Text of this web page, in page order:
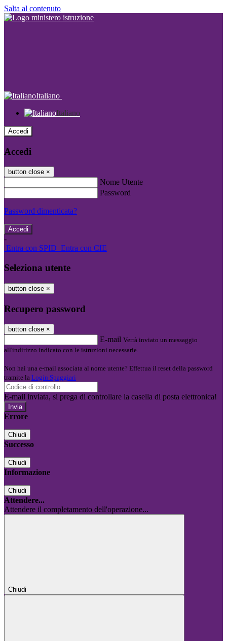
Salta al contenuto
Italiano
Italiano
Accedi
Accedi
button close ×
Nome Utente
Password
Password dimenticata?
-
Entra con SPID Entra con CIE
Seleziona utente
button close ×
Recupero password
button close ×
E-mail Verrà inviato un messaggio
all'indirizzo indicato con le istruzioni necessarie.
Non hai una e-mail associata al nome utente? Effettua il reset della password
tramite la Login Spaggiari
E-mail inviata, si prega di controllare la casella di posta elettronica!
Errore
Chiudi
Successo
Chiudi
Informazione
Chiudi
Attendere...
Attendere il completamento dell'operazione...
Chiudi